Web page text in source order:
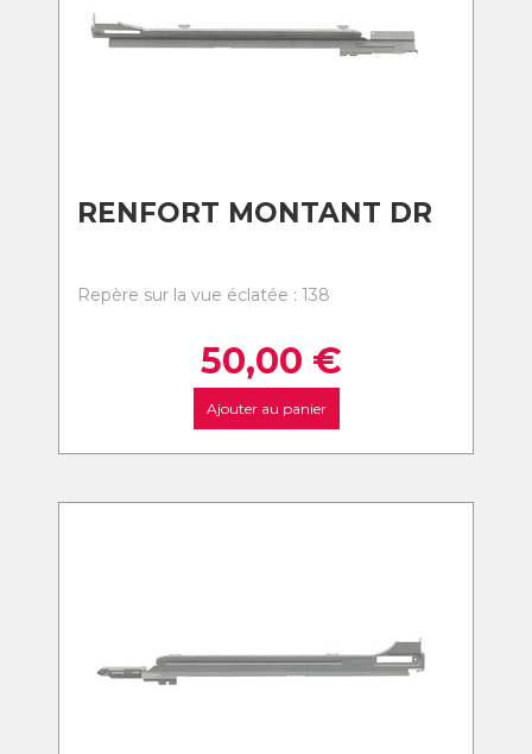
RENFORT MONTANT DR
Repère sur la vue éclatée : 138
50,00 €
Ajouter au panier